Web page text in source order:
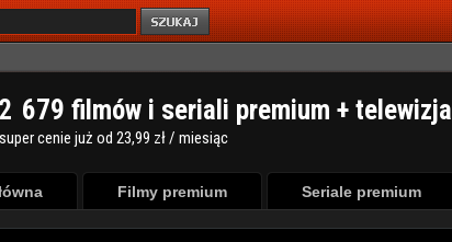
2 679 filmów i seriali premium + telewizja
cenie już od 23,99 zł / miesiąc
Filmy premium Seriale premium